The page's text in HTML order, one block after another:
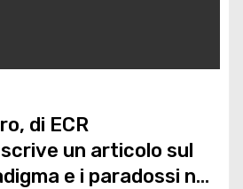
di ECR
un articolo sul
e i paradossi nel